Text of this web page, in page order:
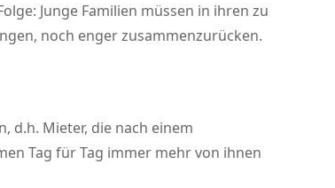
Junge Familien müssen in ihren zu
noch enger zusammenzurücken.
d.h. Mieter, die nach einem
Tag für Tag immer mehr von ihnen